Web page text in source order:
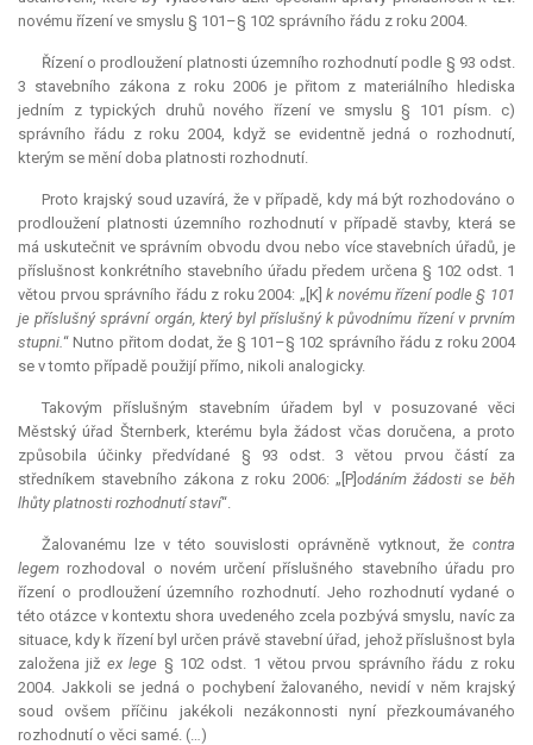
novému řízení ve smyslu § 101–§ 102 správního řádu z roku 2004.
Řízení o prodloužení platnosti územního rozhodnutí podle § 93 odst.
3 stavebního zákona z roku 2006 je přitom z materiálního hlediska
jedním z typických druhů nového řízení ve smyslu § 101 písm. c)
správního řádu z roku 2004, když se evidentně jedná o rozhodnutí,
kterým se mění doba platnosti rozhodnutí.
Proto krajský soud uzavírá, že v případě, kdy má být rozhodováno o
prodloužení platnosti územního rozhodnutí v případě stavby, která se
má uskutečnit ve správním obvodu dvou nebo více stavebních úřadů, je
příslušnost konkrétního stavebního úřadu předem určena § 102 odst. 1
větou prvou správního řádu z roku 2004: „[K] k novému řízení podle § 101
je příslušný správní orgán, který byl příslušný k původnímu řízení v prvním
stupni.“ Nutno přitom dodat, že § 101–§ 102 správního řádu z roku 2004
se v tomto případě použijí přímo, nikoli analogicky.
Takovým příslušným stavebním úřadem byl v posuzované věci
Městský úřad Šternberk, kterému byla žádost včas doručena, a proto
způsobila účinky předvídané § 93 odst. 3 větou prvou částí za
středníkem stavebního zákona z roku 2006: „[P] odáním žádosti se běh
lhůty platnosti rozhodnutí staví“.
Žalovanému lze v této souvislosti oprávněně vytknout, že contra
legem rozhodoval o novém určení příslušného stavebního úřadu pro
řízení o prodloužení územního rozhodnutí. Jeho rozhodnutí vydané o
této otázce v kontextu shora uvedeného zcela pozbývá smyslu, navíc za
situace, kdy k řízení byl určen právě stavební úřad, jehož příslušnost byla
založena již ex lege § 102 odst. 1 větou prvou správního řádu z roku
2004. Jakkoli se jedná o pochybení žalovaného, nevidí v něm krajský
soud ovšem příčinu jakékoli nezákonnosti nyní přezkoumávaného
rozhodnutí o věci samé. (…)